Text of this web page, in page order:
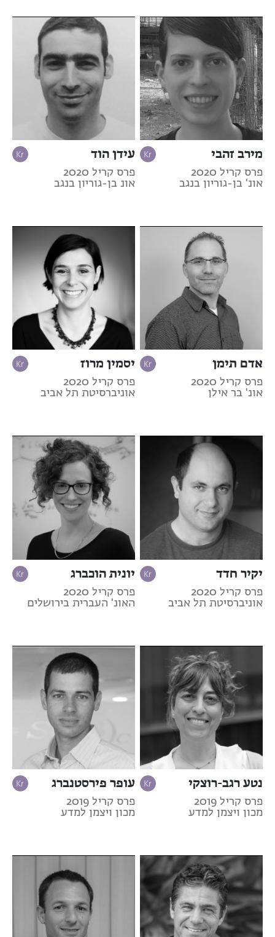
מירב זהבי
פרס קריל 2020
אונ' בן-גוריון בנגב
עידן הוד
פרס קריל 2020
אונ בן-גוריון בנגב
אדם תימן
פרס קריל 2020
אונ' בר אילן
יסמין מרוז
פרס קריל 2020
אוניברסיטת תל אביב
יקיר חדד
פרס קריל 2020
אוניברסיטת תל אביב
יונית הוכברג
פרס קריל 2020
האונ' העברית בירושלים
נטע רגב-רוצקי
פרס קריל 2019
מכון ויצמן למדע
עופר פירסטנברג
פרס קריל 2019
מכון ויצמן למדע